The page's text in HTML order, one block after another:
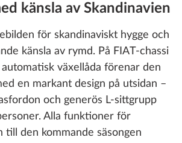
känsla av Skandinavien
för skandinaviskt hygge och
känsla av rymd. På FIAT-chassi
växellåda förenar den
en markant design på utsidan –
och generös L-sittgrupp
Alla funktioner för
till den kommande säsongen